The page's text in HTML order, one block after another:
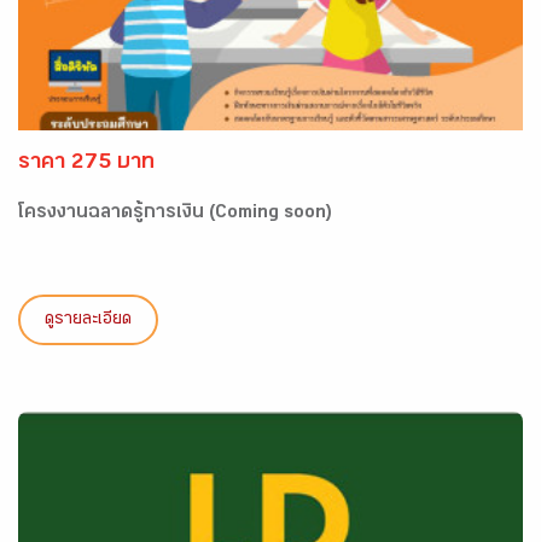
ราคา 275 บาท
โครงงานฉลาดรู้การเงิน (Coming soon)
ดูรายละเอียด